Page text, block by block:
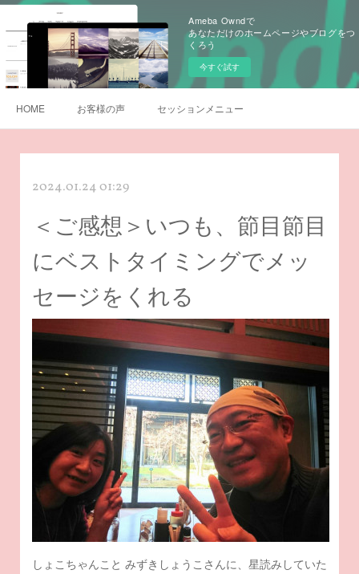
Ameba Owndで
あなただけのホームページやブログをつ
くろう
今すぐ試す
HOME お客様の声 セッションメニュー
2024.01.24 01:29
＜ご感想＞いつも、節目節目
にベストタイミングでメッ
セージをくれる
しょこちゃんこと みずきしょうこさんに、星読みしていた